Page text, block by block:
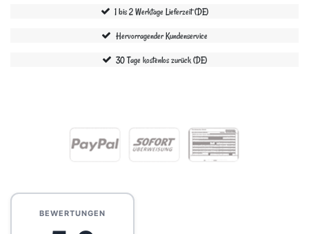
1 bis 2 Werktage Lieferzeit (DE)
Hervorragender Kundenservice
30 Tage kostenlos zurück (DE)
BEWERTUNGEN